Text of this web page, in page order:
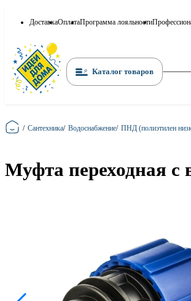
ДоставкаОплатаПрограмма лояльности
Каталог товаров
Главная
/ Сантехника/ Водоснабжение/ ПНД (полиэтилен
Муфта переходная с